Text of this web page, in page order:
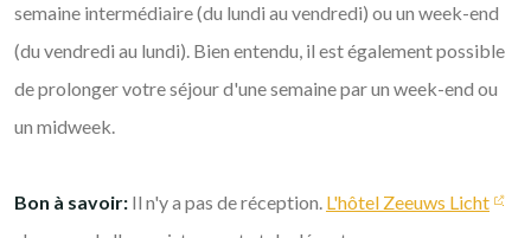
semaine intermédiaire (du lundi au vendredi) ou un week-end
(du vendredi au lundi). Bien entendu, il est également possible
de prolonger votre séjour d'une semaine par un week-end ou
un midweek.
Bon à savoir: Il n'y a pas de réception. L'hôtel Zeeuws Licht